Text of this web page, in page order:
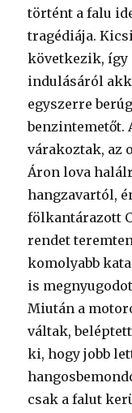
történt a falu
tragédiája.
következik, így
indulásáról
egyszerre
benzintemetőt.
várakoztak, az
Áron lova
hangzavartól,
fölkantárazott
rendet
komolyabb
is
Miután a
váltak,
ki, hogy jobb
csak a falut